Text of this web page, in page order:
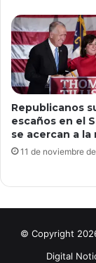
Republicanos
escaños en el
se acercan a la
11 de noviembre
© Copyright
Digital